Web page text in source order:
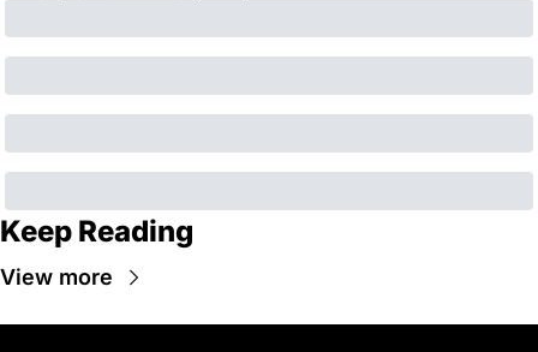
Keep Reading
View more